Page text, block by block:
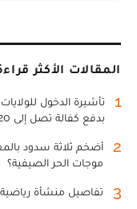
المقالات الأكثر
1
بدفع كفالة تصل إلى 20 ألف دولار
2
أضخم ثلاثة سدود
موجات الحر الصيفية؟
3 تفاصيل منشأة رياضية